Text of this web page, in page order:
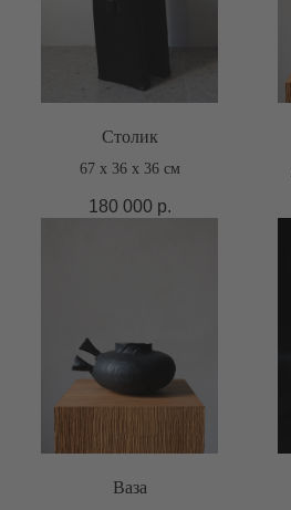
Столик
67 х 36 х 36 см
180 000 р.
Ваза